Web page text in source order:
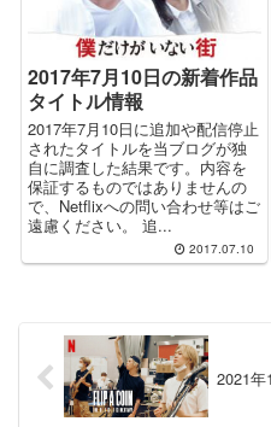
2017年7月10日の新着作品
タイトル情報
2017年7月10日に追加や配信停止
されたタイトルを当ブログが独
自に調査した結果です。内容を
保証するものではありませんの
で、Netflixへの問い合わせ等はご
遠慮ください。 追...
2017.07.10
2021